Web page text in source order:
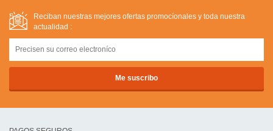
Reciban nuestras mejores ofertas promocíonales y toda nuestra
actualidad :